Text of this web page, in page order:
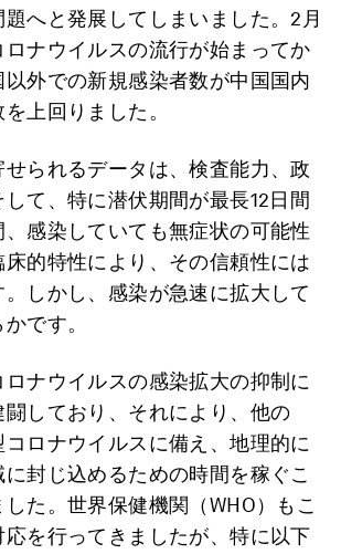
へと発展してしまいました。2月
ナウイルスの流行が始まってか
以外での新規感染者数が中国国内
上回りました。
られるデータは、検査能力、政
て、特に潜伏期間が最長12日間
、感染していても無症状の可能性
的特性により、その信頼性には
しかし、感染が急速に拡大して
です。
ナウイルスの感染拡大の抑制に
しており、それにより、他の
ロナウイルスに備え、地理的に
封じ込めるための時間を稼ぐこ
た。世界保健機関（WHO）もこ
を行ってきましたが、特に以下